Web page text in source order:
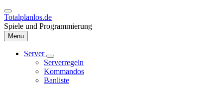
Direkt
zum
Inhalt
Totalplanlos.de
Spiele und Programmierung
Menu
Hauptnavigation
Server
Unternavigation
von
Server
Serverregeln
Kommandos
Banliste